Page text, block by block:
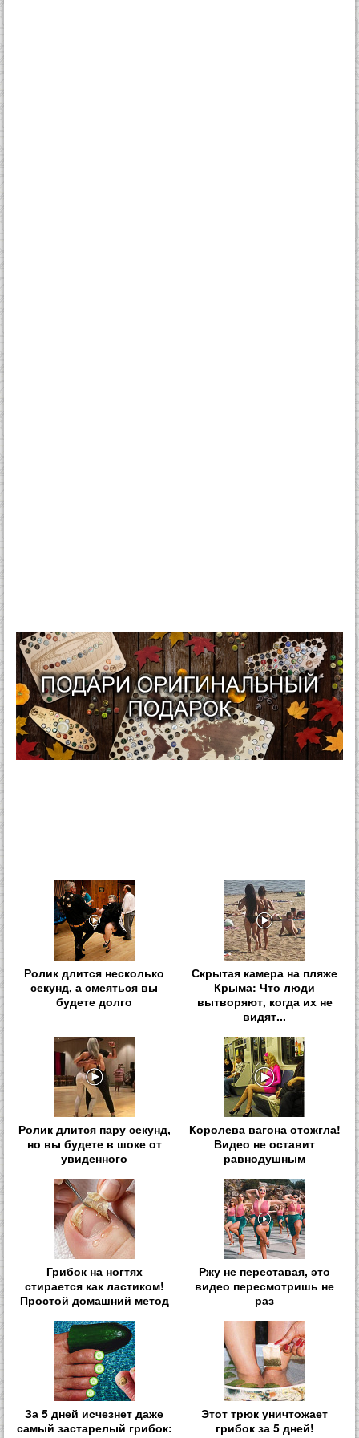
Ролик длится несколько
секунд, а смеяться вы
будете долго
Скрытая камера на пляже
Крыма: Что люди
вытворяют, когда их не
видят...
Ролик длится пару секунд,
но вы будете в шоке от
увиденного
Королева вагона отожгла!
Видео не оставит
равнодушным
Грибок на ногтях
стирается как ластиком!
Простой домашний метод
Ржу не переставая, это
видео пересмотришь не
раз
За 5 дней исчезнет даже
самый застарелый грибок:
Этот трюк уничтожает
грибок за 5 дней!